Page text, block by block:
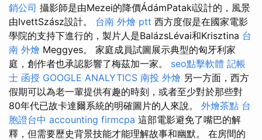
銷公司 攝影師是由Mezei的降價ÁdámPataki設計的，風景
由IvettSzász設計。 台南 外燴 ptt 西方度假是在國家電影
學院的支持下進行的，製片人是BalázsLévai和Krisztina 台
南 外燴 Meggyes。 家庭成員試圖展示典型的匈牙利家
庭，創作者也承認影響了梅茲加一家。 seo點擊軟體 記帳
士 函授 GOOGLE ANALYTICS 南投 外燴 另一方面，西方
假期可以為老一輩提供有趣的時刻，或者至少對於那些對
80年代已故卡達爾系統的明確圖片的人來說。 外燴茶點 台
胞證台中 accounting firmcpa 這部電影避免了嘴巴的解
釋，但需要歷史背景技能才能理解故事和幽默。 在房間的